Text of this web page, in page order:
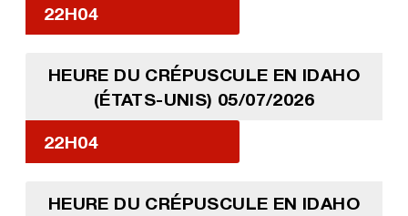
22H04
HEURE DU CRÉPUSCULE EN IDAHO
(ÉTATS-UNIS) 05/07/2026
22H04
HEURE DU CRÉPUSCULE EN IDAHO